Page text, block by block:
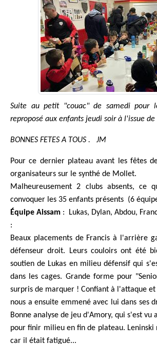
Suite au petit "couac" de samedi pour
reproposé aux enfants jeudi soir à l'issue
BONNES FETES A TOUS . JM
Pour ce dernier plateau avant les fêtes
organisateurs sur le synthé de Mollet.
Malheureusement 2 clubs absents, ce
convoquer les 35 enfants présents (6
Équipe Aissam : Lukas, Dylan, Abdou,
:
Beaux placements de Francis à l'arrière
défenseur droit. Leurs couloirs ont été
soutien de Lukas en milieu défensif qui
dans les cages. Grande forme pour
surpris de marquer ! Confiant à l'attaque
nous a ensuite emmené avec lui dans ses
Bonne analyse de jeu d'Amory, qui s'est vu
pour finir milieu en fin de plateau. Leninski
car il était fatigué...